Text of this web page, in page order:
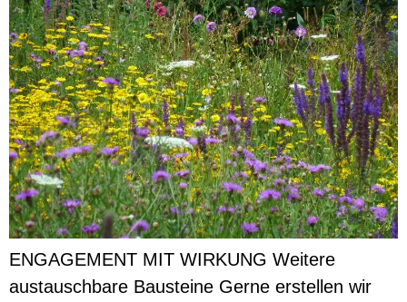
ENGAGEMENT MIT WIRKUNG Weitere
austauschbare Bausteine Gerne erstellen wir